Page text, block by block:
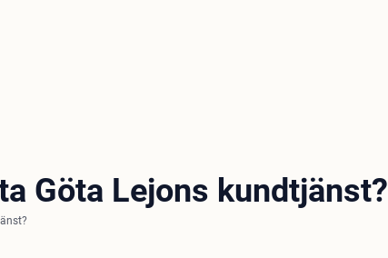
Göta Lejons kundtjänst?